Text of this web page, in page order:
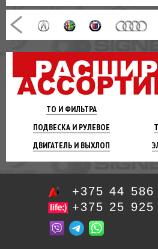
ТО И ФИЛЬТРА
ПОДВЕСКА И РУЛЕВОЕ
ДВИГАТЕЛЬ И ВЫХЛОП
+375 44 586
+375 25 925